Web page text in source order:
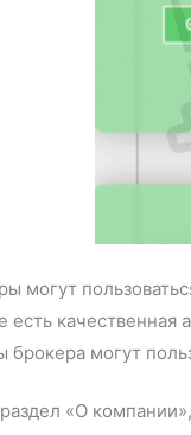
могут
есть
брокера могут
«О